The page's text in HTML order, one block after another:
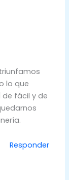
lo que
fácil y de
Responder